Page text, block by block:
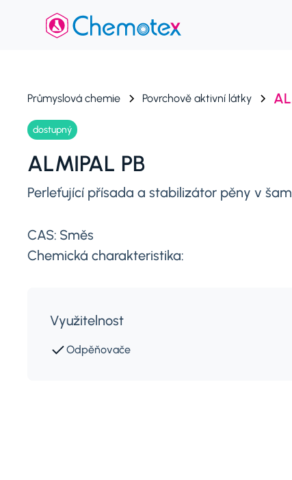
Průmyslová chemie Povrchově aktivní látky
dostupný
ALMIPAL PB
Perleťující přísada a stabilizátor pěny v
CAS: Směs
Chemická charakteristika:
Využitelnost
Odpěňovače